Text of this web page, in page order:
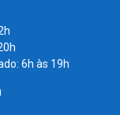
6h às 19h